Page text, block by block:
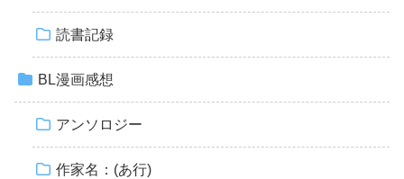
読書記録
BL漫画感想
アンソロジー
作家名：(あ行)